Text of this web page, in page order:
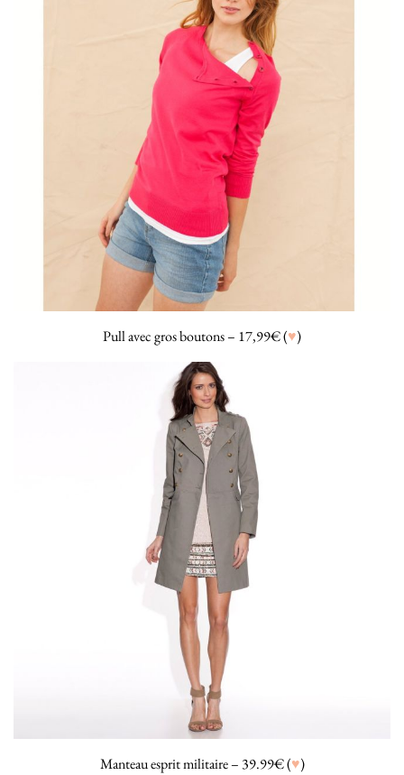
Pull avec gros boutons – 17,99€ (♥)
Manteau esprit militaire – 39.99€ (♥)